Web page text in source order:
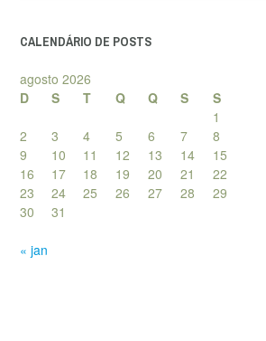
CALENDÁRIO DE POSTS
agosto 2026
D
S T Q Q S
S
1
2
3 4 5 6 7
8
9
10 11 12 13 14
15
16
17 18 19 20 21
22
23
24 25 26 27 28
29
30
31
« jan